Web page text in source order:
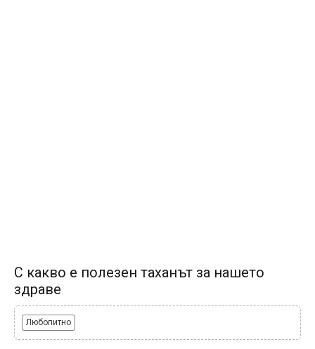
С какво е полезен таханът за нашето
здраве
Любопитно